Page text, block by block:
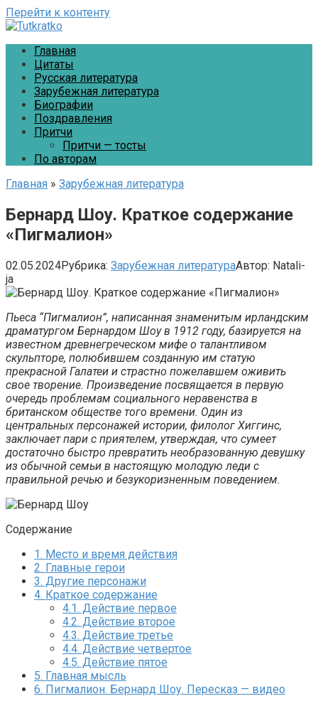
Перейти к контенту
Главная
Цитаты
Русская литература
Зарубежная литература
Биографии
Поздравления
Притчи
Притчи — тосты
По авторам
Главная » Зарубежная литература
Бернард Шоу. Краткое содержание
«Пигмалион»
02.05.2024Рубрика: Зарубежная литератураАвтор: Natali-
ja
Пьеса “Пигмалион”, написанная знаменитым ирландским
драматургом Бернардом Шоу в 1912 году, базируется на
известном древнегреческом мифе о талантливом
скульпторе, полюбившем созданную им статую
прекрасной Галатеи и страстно пожелавшем оживить
свое творение. Произведение посвящается в первую
очередь проблемам социального неравенства в
британском обществе того времени. Один из
центральных персонажей истории, филолог Хиггинс,
заключает пари с приятелем, утверждая, что сумеет
достаточно быстро превратить необразованную девушку
из обычной семьи в настоящую молодую леди с
правильной речью и безукоризненным поведением.
Содержание
1. Место и время действия
2. Главные герои
3. Другие персонажи
4. Краткое содержание
4.1. Действие первое
4.2. Действие второе
4.3. Действие третье
4.4. Действие четвертое
4.5. Действие пятое
5. Главная мысль
6. Пигмалион. Бернард Шоу. Пересказ — видео